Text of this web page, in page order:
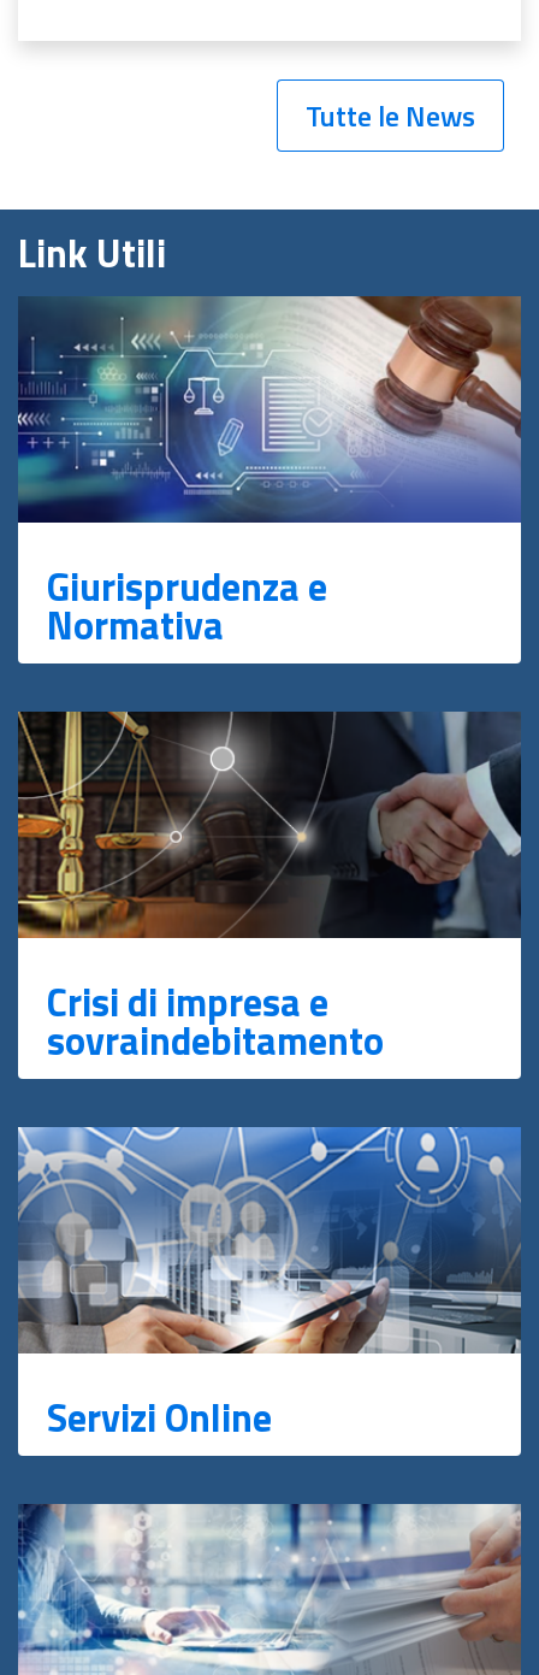
Tutte le News
Link Utili
Giurisprudenza e
Normativa
Crisi di impresa e
sovraindebitamento
Servizi Online